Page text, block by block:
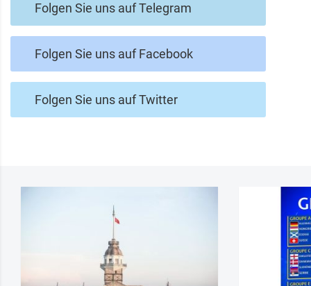
Folgen Sie uns auf Telegram
Folgen Sie uns auf Facebook
Folgen Sie uns auf Twitter